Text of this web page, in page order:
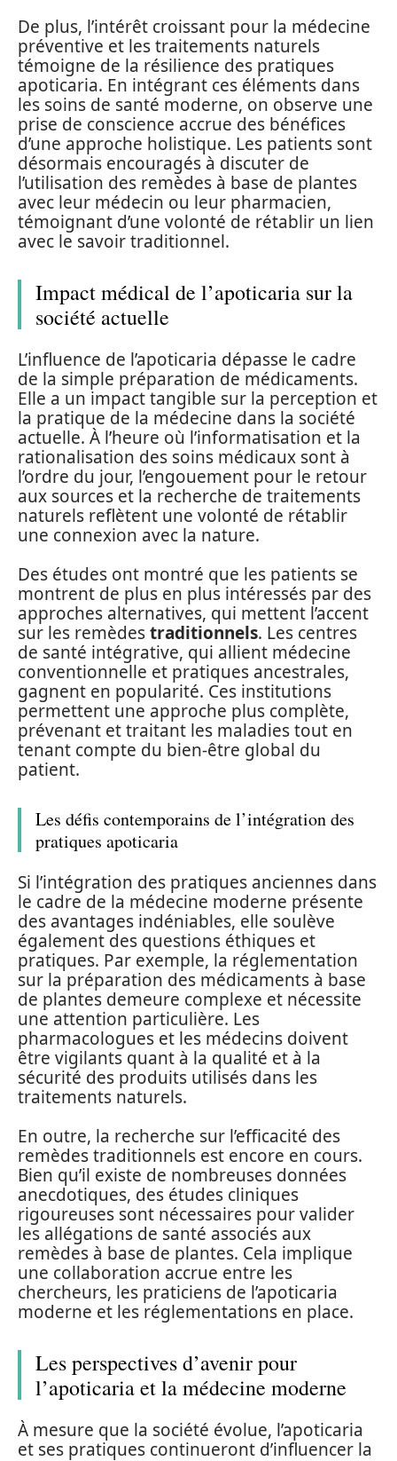
De plus, l’intérêt croissant pour la médecine
préventive et les traitements naturels
témoigne de la résilience des pratiques
apoticaria. En intégrant ces éléments dans
les soins de santé moderne, on observe une
prise de conscience accrue des bénéfices
d’une approche holistique. Les patients sont
désormais encouragés à discuter de
l’utilisation des remèdes à base de plantes
avec leur médecin ou leur pharmacien,
témoignant d’une volonté de rétablir un lien
avec le savoir traditionnel.
Impact médical de l’apoticaria sur la
société actuelle
L’influence de l’apoticaria dépasse le cadre
de la simple préparation de médicaments.
Elle a un impact tangible sur la perception et
la pratique de la médecine dans la société
actuelle. À l’heure où l’informatisation et la
rationalisation des soins médicaux sont à
l’ordre du jour, l’engouement pour le retour
aux sources et la recherche de traitements
naturels reflètent une volonté de rétablir
une connexion avec la nature.
Des études ont montré que les patients se
montrent de plus en plus intéressés par des
approches alternatives, qui mettent l’accent
sur les remèdestraditionnels. Les centres
de santé intégrative, qui allient médecine
conventionnelle et pratiques ancestrales,
gagnent en popularité. Ces institutions
permettent une approche plus complète,
prévenant et traitant les maladies tout en
tenant compte du bien-être global du
patient.
Les défis contemporains de l’intégration des
pratiques apoticaria
Si l’intégration des pratiques anciennes dans
le cadre de la médecine moderne présente
des avantages indéniables, elle soulève
également des questions éthiques et
pratiques. Par exemple, la réglementation
sur la préparation des médicaments à base
de plantes demeure complexe et nécessite
une attention particulière. Les
pharmacologues et les médecins doivent
être vigilants quant à la qualité et à la
sécurité des produits utilisés dans les
traitements naturels.
En outre, la recherche sur l’efficacité des
remèdes traditionnels est encore en cours.
Bien qu’il existe de nombreuses données
anecdotiques, des études cliniques
rigoureuses sont nécessaires pour valider
les allégations de santé associés aux
remèdes à base de plantes. Cela implique
une collaboration accrue entre les
chercheurs, les praticiens de l’apoticaria
moderne et les réglementations en place.
Les perspectives d’avenir pour
l’apoticaria et la médecine moderne
À mesure que la société évolue, l’apoticaria
et ses pratiques continueront d’influencer la